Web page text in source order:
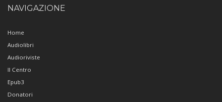
NAVIGAZIONE
Home
Audiolibri
Audioriviste
Il Centro
Epub3
Donatori